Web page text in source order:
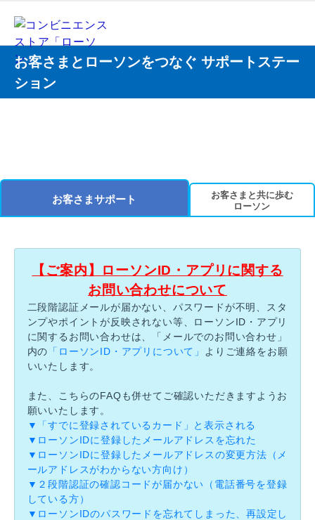
お客さまとローソンをつなぐ サポートステー
ション
お客さまサポート
お客さまと共に歩む
ローソン
【ご案内】ローソンID・アプリに関する
お問い合わせについて
二段階認証メールが届かない、パスワードが不明、スタ
ンプやポイントが反映されない等、ローソンID・アプリ
に関するお問い合わせは、「メールでのお問い合わせ」
内の 「ローソンID・アプリについて」
よりご連絡をお願
いいたします。
また、こちらのFAQも併せてご確認いただきますようお
願いいたします。
▼「すでに登録されているカード」と表示される
▼ローソンIDに登録したメールアドレスを忘れた
▼ローソンIDに登録したメールアドレスの変更方法（メ
ールアドレスがわからない方向け）
▼２段階認証の確認コードが届かない（電話番号を登録
している方）
▼ローソンIDのパスワードを忘れてしまった、再設定し